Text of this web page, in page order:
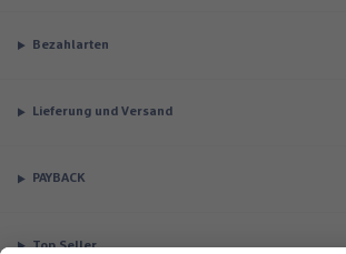
Bezahlarten
Lieferung und Versand
PAYBACK
Top Seller